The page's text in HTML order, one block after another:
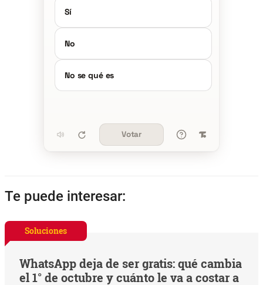
Sí
No
No se qué es
Votar
Te puede interesar:
Soluciones
WhatsApp deja de ser gratis: qué cambia
el 1° de octubre y cuánto le va a costar a